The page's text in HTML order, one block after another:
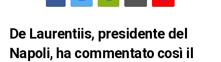
De Laurentiis, presidente del
Napoli, ha commentato così il